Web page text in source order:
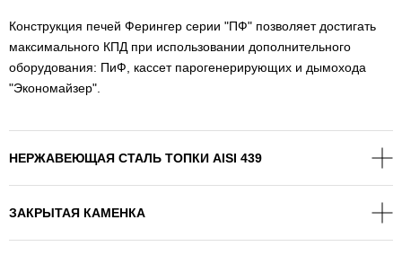
Конструкция печей Ферингер серии "ПФ" позволяет достигать
максимального КПД при использовании дополнительного
оборудования: ПиФ, кассет парогенерирующих и дымохода
"Экономайзер".
НЕРЖАВЕЮЩАЯ СТАЛЬ ТОПКИ AISI 439
ЗАКРЫТАЯ КАМЕНКА